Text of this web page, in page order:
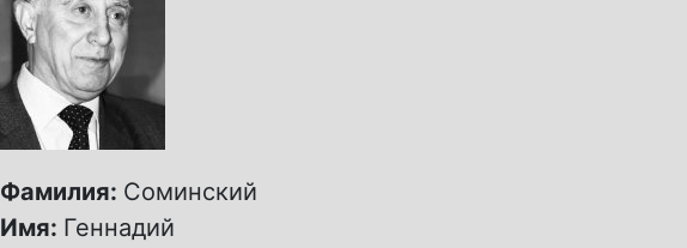
Фамилия: Соминский
Имя: Геннадий